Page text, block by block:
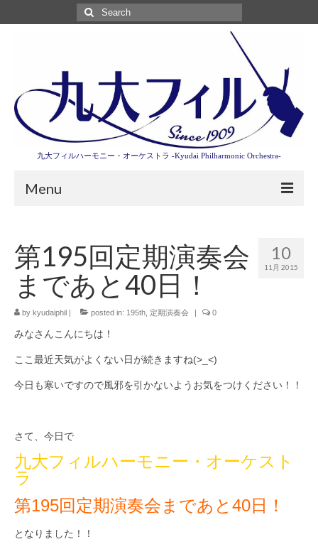
Search
for:
九大フィルハーモニー・オーケストラ -Kyudai Philharmonic Orchestra-
Menu
演奏会情報
卒業記念演奏会2027
九大フィルとは
出張演奏
九大フィル特集ページ
10
11月 2015
第195回定期演奏会
まであと40日！
by kyudaiphil posted in: 195th 定期演奏会 0
みなさんこんにちは！
ここ最近天気がよくない日が続きますね(>_<)
今日も寒いですので風邪を引かないようお気をつけください！！
さて、今日で
九大フィルハーモニー・オーケスト
ラ
第195回定期演奏会まであと40日！
となりました！！